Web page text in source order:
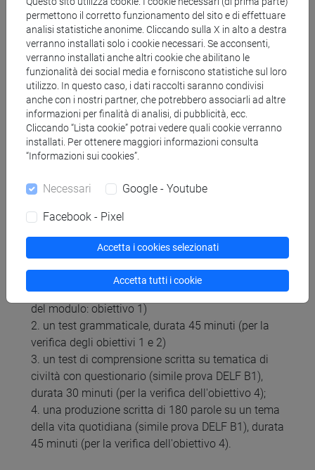
PUF, collection « Que sais-je ? », 2013.
4. Ross Steele, Civilisation progressive du français -
Niveau intermédiaire (A2/B1), Paris, Clé
international, 2017.
5. Maxime Lefebvre, La politique étrangère de la
France, Paris, PUF, Coll. « Que sais-je ? », 2019.
Per i principianti
Berger-Spicacci, Savoir-dire, Savoir-faire I, livello
Modalità di verifica dell'apprendimento
L'esame finale di lingua francese 1 è articolato in :
1. un test di linguistica, durata 45mn ora (verifica
del modulo: obiettivo 1)
2. un test grammaticale, durata 45 minuti (per la
verifica degli obiettivi 1 e 2)
3. un test di comprensione scritta su tematica di
civiltà con questionario (simile prova DELF B1),
durata 30 minuti (per la verifica dell'obiettivo 4);
4. una produzione scritta di 180 parole su un tema
della vita quotidiana (simile prova DELF B1), durata
45 minuti (per la verifica dell'obiettivo 4).
permettono il corretto funzionamento del sito e di effettuare
analisi statistiche anonime. Cliccando sulla X in alto a destra
verranno installati solo i cookie necessari. Se acconsenti,
verranno installati anche altri cookie che abilitano le
funzionalità dei social media e forniscono statistiche sul loro
utilizzo. In questo caso, i dati raccolti saranno condivisi
anche con i nostri partner, che potrebbero associarli ad altre
informazioni per finalità di analisi, di pubblicità, ecc.
Cliccando “Lista cookie” potrai vedere quali cookie verranno
installati. Per ottenere maggiori informazioni consulta
“Informazioni sui cookies”.
Necessari Google - Youtube
Facebook - Pixel
Accetta i cookies selezionati
Accetta tutti i cookie